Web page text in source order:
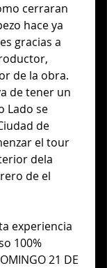
cerraran
hace ya
gracias a
de la obra.
de tener un
Lado se
de
el tour
dela
de el
experiencia
100%
21 DE